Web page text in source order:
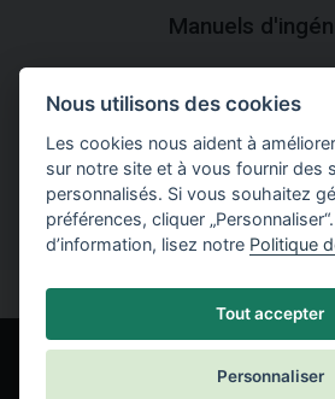
Manuels
théoriques et pratiques du
programmes.
Nous utilisons des cookies
Les cookies nous aident à
sur notre site et à vous fournir des
personnalisés. Si vous souhaitez
préférences, cliquer
d’information, lisez notre Politique
Tout accepter
Personnaliser